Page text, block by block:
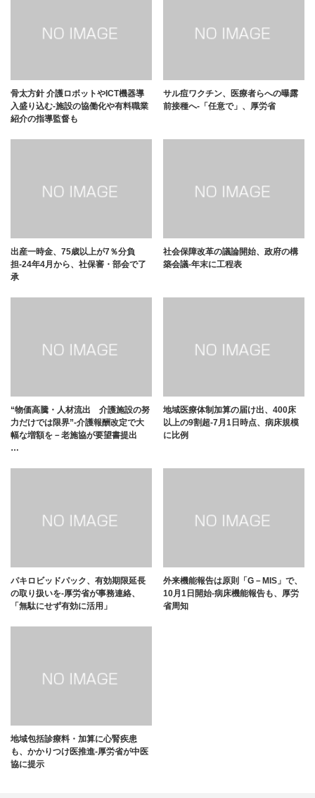
骨太方針 介護ロボットやICT機器導
入盛り込む-施設の協働化や有料職業
紹介の指導監督も
サル痘ワクチン、医療者らへの曝露
前接種へ-「任意で」、厚労省
出産一時金、75歳以上が7％分負
担-24年4月から、社保審・部会で了
承
社会保障改革の議論開始、政府の構
築会議-年末に工程表
“物価高騰・人材流出 介護施設の努
力だけでは限界”-介護報酬改定で大
幅な増額を－老施協が要望書提出
…
地域医療体制加算の届け出、400床
以上の9割超-7月1日時点、病床規模
に比例
パキロビッドパック、有効期限延長
の取り扱いを-厚労省が事務連絡、
「無駄にせず有効に活用」
外来機能報告は原則「G－MIS」で、
10月1日開始-病床機能報告も、厚労
省周知
地域包括診療料・加算に心腎疾患
も、かかりつけ医推進-厚労省が中医
協に提示